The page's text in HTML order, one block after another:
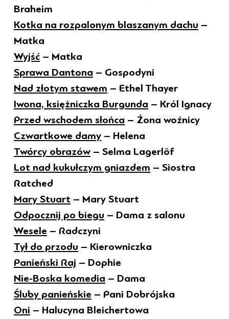
Braheim
Kotka na rozpalonym blaszanym dachu –
Matka
Wyjść – Matka
Sprawa Dantona – Gospodyni
Nad złotym stawem – Ethel Thayer
Iwona, księżniczka Burgunda – Król Ignacy
Przed wschodem słońca – Żona woźnicy
Czwartkowe damy – Helena
Twórcy obrazów – Selma Lagerlöf
Lot nad kukułczym gniazdem – Siostra
Ratched
Mary Stuart – Mary Stuart
Odpocznij po biegu – Dama z salonu
Wesele – Radczyni
Tył do przodu – Kierowniczka
Panieński Raj – Dophie
Nie-Boska komedia – Dama
Śluby panieńskie – Pani Dobrójska
Oni – Halucyna Bleichertowa